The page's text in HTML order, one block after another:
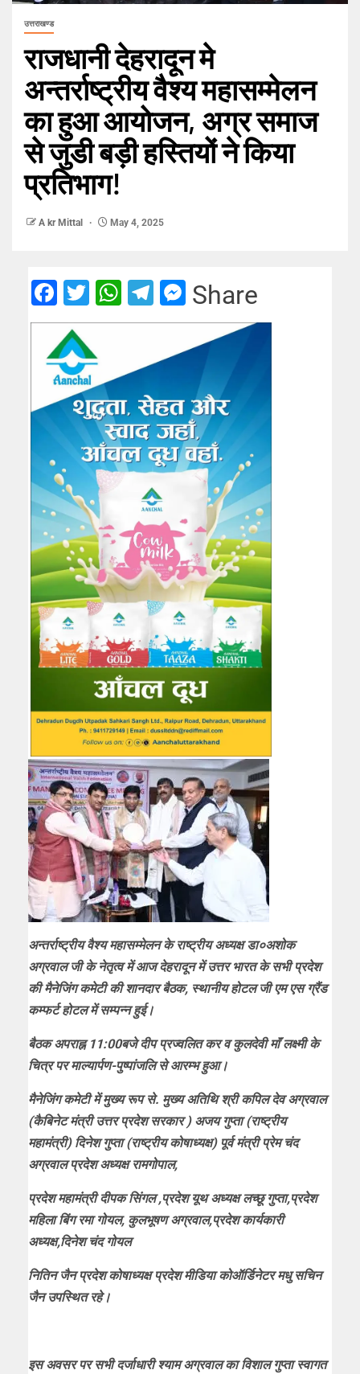
उत्तराखण्ड
राजधानी देहरादून मे
अन्तर्राष्ट्रीय वैश्य महासम्मेलन
का हुआ आयोजन, अग्र समाज
से जुडी बड़ी हस्तियों ने किया
प्रतिभाग!
A kr Mittal May 4, 2025
Facebook
Twitter
WhatsApp
Telegram
Messenger
Share
अन्तर्राष्ट्रीय वैश्य महासम्मेलन के राष्ट्रीय अध्यक्ष डा०अशोक
अग्रवाल जी के नेतृत्व में आज देहरादून में उत्तर भारत के सभी प्रदेश
की मैनेजिंग कमेटी की शानदार बैठक, स्थानीय होटल जी एम एस ग्रैंड
कम्फर्ट होटल में सम्पन्न हुई।
बैठक अपराह्न 11:00बजे दीप प्रज्वलित कर व कुलदेवी माॅं लक्ष्मी के
चित्र पर माल्यार्पण-पुष्पांजलि से आरम्भ हुआ।
मैनेजिंग कमेटी में मुख्य रूप से. मुख्य अतिथि श्री कपिल देव अग्रवाल
(कैबिनेट मंत्री उत्तर प्रदेश सरकार ) अजय गुप्ता (राष्ट्रीय
महामंत्री) दिनेश गुप्ता (राष्ट्रीय कोषाध्यक्ष) पूर्व मंत्री प्रेम चंद
अग्रवाल प्रदेश अध्यक्ष रामगोपाल,
प्रदेश महामंत्री दीपक सिंगल ,प्रदेश यूथ अध्यक्ष लच्छू गुप्ता,प्रदेश
महिला बिंग रमा गोयल, कुलभूषण अग्रवाल,प्रदेश कार्यकारी
अध्यक्ष,दिनेश चंद गोयल
नितिन जैन प्रदेश कोषाध्यक्ष प्रदेश मीडिया कोऑर्डिनेटर मधु सचिन
जैन उपस्थित रहे।
इस अवसर पर सभी दर्जाधारी श्याम अग्रवाल का विशाल गुप्ता स्वागत